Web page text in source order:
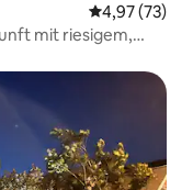
4,97 (73)
mit riesigem,